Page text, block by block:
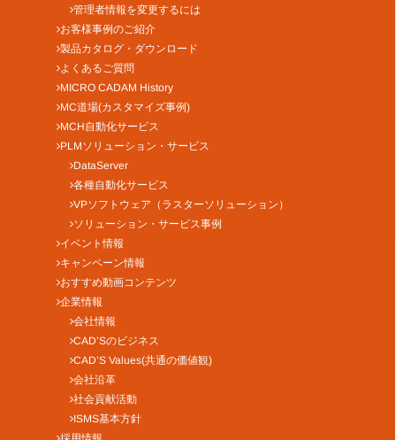
管理者情報を変更するには
お客様事例のご紹介
製品カタログ・ダウンロード
よくあるご質問
MICRO CADAM History
MC道場(カスタマイズ事例)
MCH自動化サービス
PLMソリューション・サービス
DataServer
各種自動化サービス
VPソフトウェア（ラスターソリューション）
ソリューション・サービス事例
イベント情報
キャンペーン情報
おすすめ動画コンテンツ
企業情報
会社情報
CAD’Sのビジネス
CAD’S Values(共通の価値観)
会社沿革
社会貢献活動
ISMS基本方針